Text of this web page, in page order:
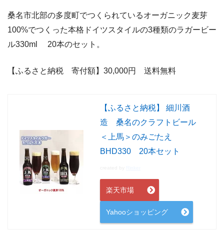
桑名市北部の多度町でつくられているオーガニック麦芽
100%でつくった本格ドイツスタイルの3種類のラガービー
ル330ml 20本のセット。
【ふるさと納税 寄付額】30,000円 送料無料
【ふるさと納税】 細川酒
造 桑名のクラフトビール
＜上馬＞のみごたえ
BHD330 20本セット
楽天市場
Yahooショッピング